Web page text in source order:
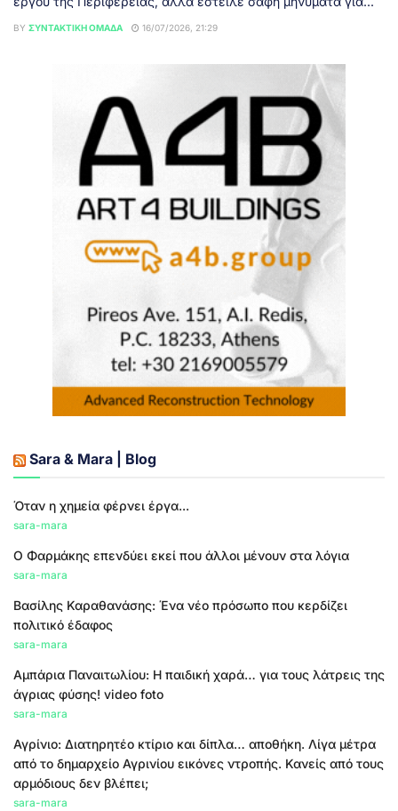
BY ΣΥΝΤΑΚΤΙΚΉ ΟΜΆΔΑ 16/07/2026, 21:29
Sara & Mara | Blog
Όταν η χημεία φέρνει έργα...
sara-mara
Ο Φαρμάκης επενδύει εκεί που άλλοι μένουν στα λόγια
sara-mara
Βασίλης Καραθανάσης: Ένα νέο πρόσωπο που κερδίζει
πολιτικό έδαφος
sara-mara
Αμπάρια Παναιτωλίου: Η παιδική χαρά… για τους λάτρεις της
άγριας φύσης! video foto
sara-mara
Αγρίνιο: Διατηρητέο κτίριο και δίπλα… αποθήκη. Λίγα μέτρα
από το δημαρχείο Αγρινίου εικόνες ντροπής. Κανείς από τους
αρμόδιους δεν βλέπει;
sara-mara